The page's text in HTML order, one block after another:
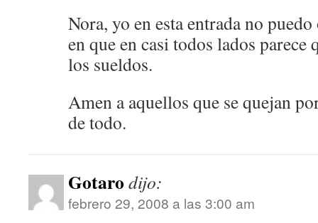
Nora, yo en esta entrada no
en que en casi todos lados parece
los sueldos.
Amen a aquellos que se quejan
de todo.
Gotaro dijo:
febrero 29, 2008 a las 3:00 am